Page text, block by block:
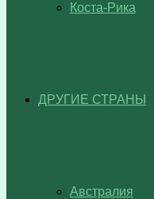
Коста-Рика
ДРУГИЕ СТРАНЫ
Австралия